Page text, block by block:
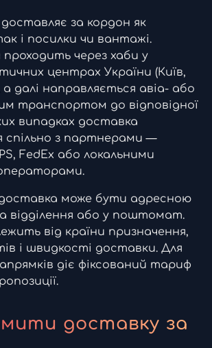
за кордон як
і посилки чи вантажі.
проходить через хаби у
центрах України (Київ,
а далі направляється авіа- або
транспортом до відповідної
випадках доставка
спільно з партнерами —
FedEx або локальними
може бути адресною
відділення або у поштомат.
від країни призначення,
і швидкості доставки. Для
діє фіксований тариф
доставку за